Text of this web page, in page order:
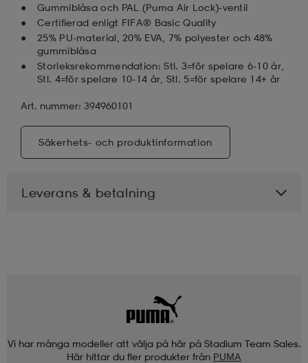
Gummiblåsa och PAL (Puma Air Lock)-ventil
Certifierad enligt FIFA® Basic Quality
25% PU-material, 20% EVA, 7% polyester och 48%
gummiblåsa
Storleksrekommendation: Stl. 3=för spelare 6-10 år,
Stl. 4=för spelare 10-14 år, Stl. 5=för spelare 14+ år
Art. nummer: 394960101
Säkerhets- och produktinformation
Leverans & betalning
Vi har många modeller att välja på här på Stadium Team Sales.
Här hittar du fler produkter från PUMA